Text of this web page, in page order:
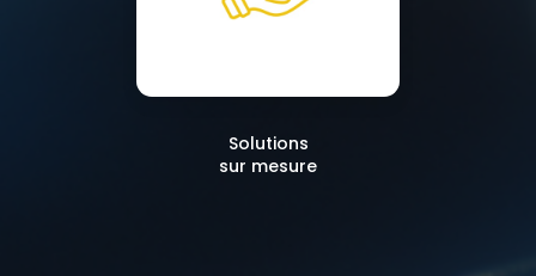
Solutions
sur mesure